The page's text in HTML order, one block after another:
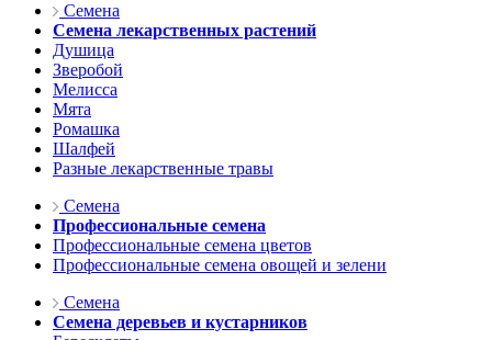
Семена
Семена лекарственных растений
Душица
Зверобой
Мелисса
Мята
Ромашка
Шалфей
Разные лекарственные травы
Семена
Профессиональные семена
Профессиональные семена цветов
Профессиональные семена овощей и зелени
Семена
Семена деревьев и кустарников